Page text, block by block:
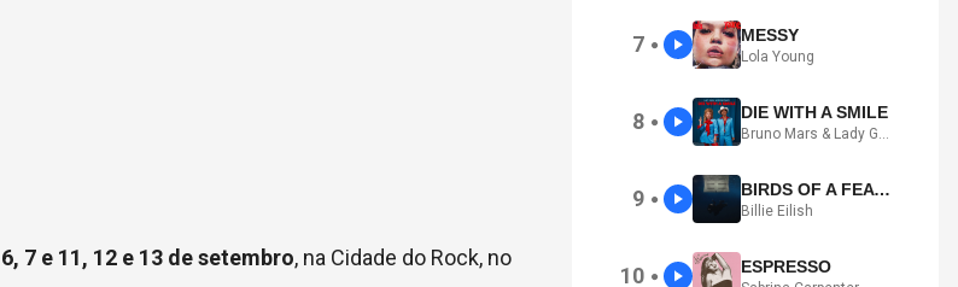
7 e 11, 12 e 13 de setembro, na Cidade do Rock, no
7 ● MESSY
Lola Young
8 ● DIE WITH A SMILE
Bruno Mars & Lady Gaga
9 ● BIRDS OF A FEATHER
Billie Eilish
10 ● ESPRESSO